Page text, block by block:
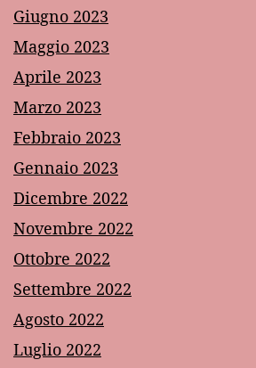
Giugno 2023
Maggio 2023
Aprile 2023
Marzo 2023
Febbraio 2023
Gennaio 2023
Dicembre 2022
Novembre 2022
Ottobre 2022
Settembre 2022
Agosto 2022
Luglio 2022